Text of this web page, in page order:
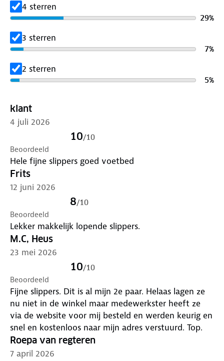
4 sterren
29%
3 sterren
7%
2 sterren
5%
klant
4 juli 2026
10/10
Beoordeeld
Hele fijne slippers goed voetbed
Frits
12 juni 2026
8/10
Beoordeeld
Lekker makkelijk lopende slippers.
M.C, Heus
23 mei 2026
10/10
Beoordeeld
Fijne slippers. Dit is al mijn 2e paar. Helaas lagen ze
nu niet in de winkel maar medewerkster heeft ze
via de website voor mij besteld en werden keurig en
snel en kostenloos naar mijn adres verstuurd. Top.
Roepa van regteren
7 april 2026